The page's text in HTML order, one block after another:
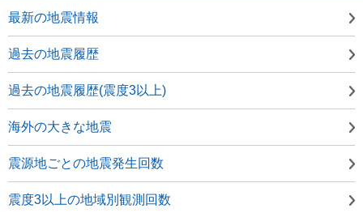
最新の地震情報
過去の地震履歴
過去の地震履歴(震度3以上)
海外の大きな地震
震源地ごとの地震発生回数
震度3以上の地域別観測回数